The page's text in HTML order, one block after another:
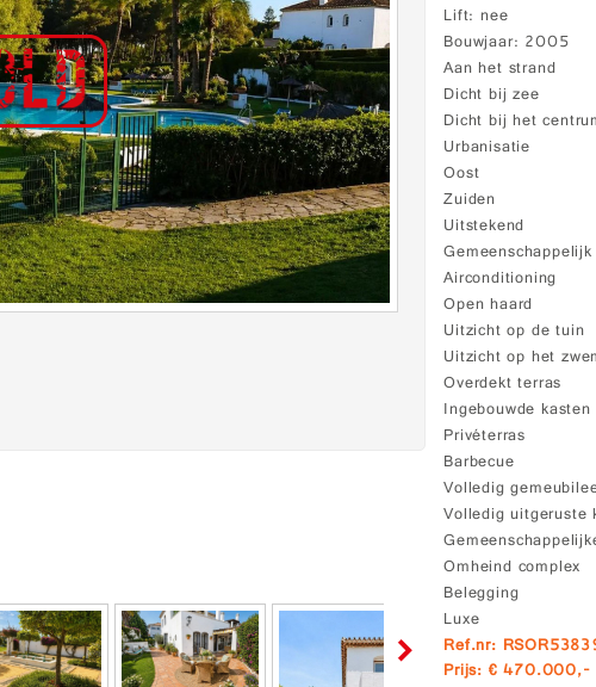
Lift nee
Bouwjaar 2005
Aan het strand
Dicht bij zee
Dicht bij het
Urbanisatie
Oost
Zuiden
Uitstekend
Airconditioning
Open haard
Uitzicht op de tuin
Uitzicht op het
Overdekt terras
Ingebouwde kasten
Privéterras
Barbecue
Volledig
Volledig uitgeruste
Omheind complex
Belegging
Luxe
Ref.nr:
Prijs: € 470.000,-